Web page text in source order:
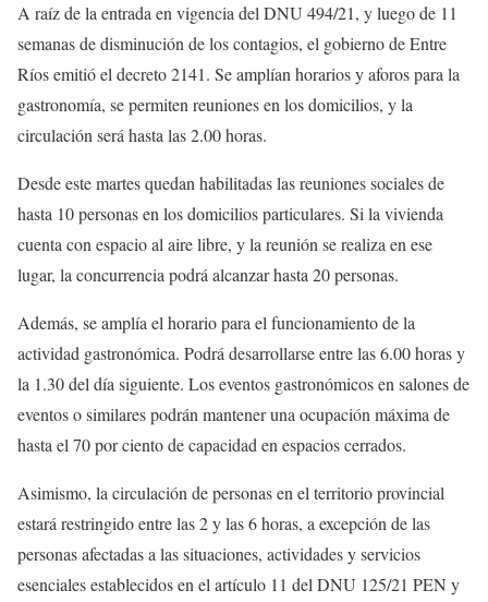
A raíz de la entrada en vigencia del DNU 494/21, y luego de 11
semanas de disminución de los contagios, el gobierno de Entre
Ríos emitió el decreto 2141. Se amplían horarios y aforos para la
gastronomía, se permiten reuniones en los domicilios, y la
circulación será hasta las 2.00 horas.
Desde este martes quedan habilitadas las reuniones sociales de
hasta 10 personas en los domicilios particulares. Si la vivienda
cuenta con espacio al aire libre, y la reunión se realiza en ese
lugar, la concurrencia podrá alcanzar hasta 20 personas.
Además, se amplía el horario para el funcionamiento de la
actividad gastronómica. Podrá desarrollarse entre las 6.00 horas y
la 1.30 del día siguiente. Los eventos gastronómicos en salones de
eventos o similares podrán mantener una ocupación máxima de
hasta el 70 por ciento de capacidad en espacios cerrados.
Asimismo, la circulación de personas en el territorio provincial
estará restringido entre las 2 y las 6 horas, a excepción de las
personas afectadas a las situaciones, actividades y servicios
esenciales establecidos en el artículo 11 del DNU 125/21 PEN y